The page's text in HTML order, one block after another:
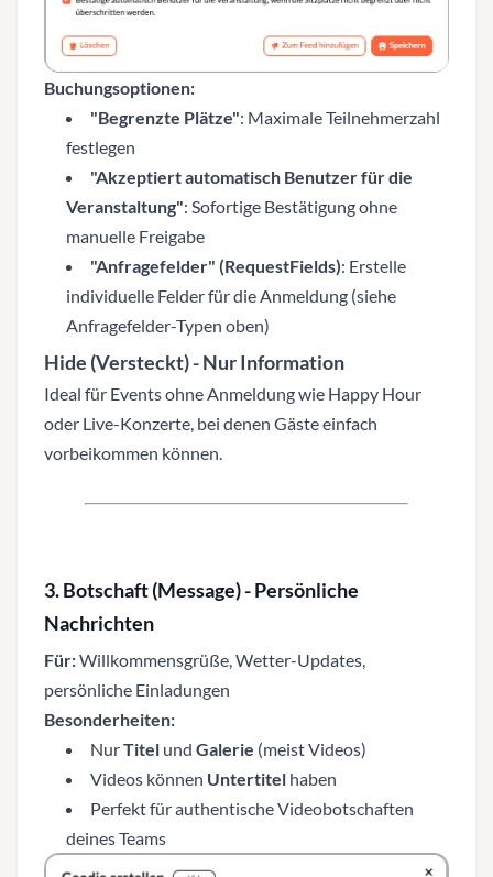
Buchungsoptionen:
"Begrenzte Plätze": Maximale Teilnehmerzahl
festlegen
"Akzeptiert automatisch Benutzer für die
Veranstaltung": Sofortige Bestätigung ohne
manuelle Freigabe
"Anfragefelder" (RequestFields): Erstelle
individuelle Felder für die Anmeldung (siehe
Anfragefelder-Typen oben)
Hide (Versteckt)- Nur Information
Ideal für Events ohne Anmeldung wie Happy Hour
oder Live-Konzerte, bei denen Gäste einfach
vorbeikommen können.
3. Botschaft (Message) - Persönliche
Nachrichten
Für:Willkommensgrüße, Wetter-Updates,
persönliche Einladungen
Besonderheiten:
NurTitel und Galerie (meist Videos)
Videos können Untertitel haben
Perfekt für authentische Videobotschaften
deines Teams